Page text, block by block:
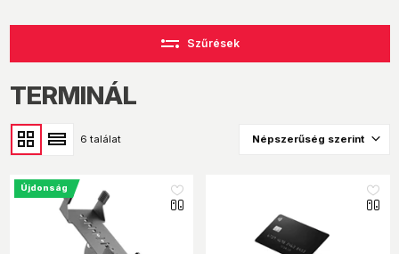
TERMINÁL
6 találat
Újdonság like_16 like_16
Szűrések